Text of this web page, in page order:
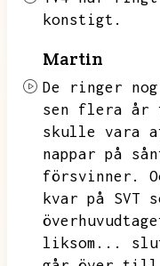
konstigt.
Martin
De ringer
sen flera år
skulle vara
nappar på
försvinner.
kvar på SVT
liksom...